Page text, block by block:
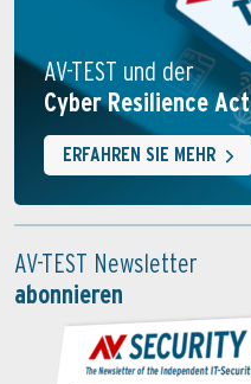
AV-TEST und der
Cyber Resilience Act
ERFAHREN SIE MEHR
AV-TEST Newsletter
abonnieren